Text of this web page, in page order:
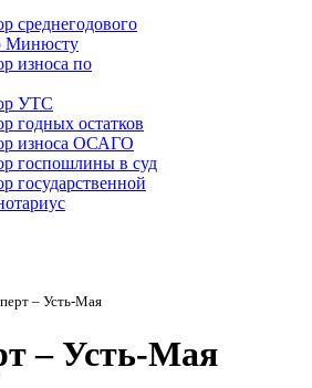
среднегодового
Минюсту
износа по
УТС
годных остатков
износа ОСАГО
госпошлины в суд
государственной
– Усть-Мая
– Усть-Мая